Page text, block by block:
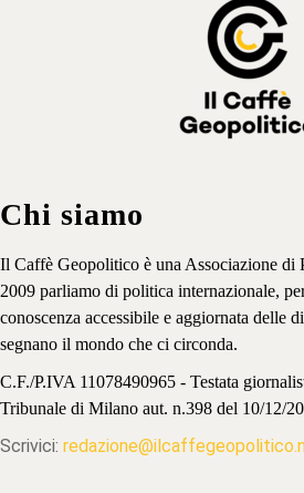
Chi siamo
Il Caffè Geopolitico è una Associazione di
2009 parliamo di politica internazionale,
conoscenza accessibile e aggiornata delle
segnano il mondo che ci circonda.
C.F./P.IVA 11078490965 - Testata
Tribunale di Milano aut. n.398 del 10/12/
Scrivici: